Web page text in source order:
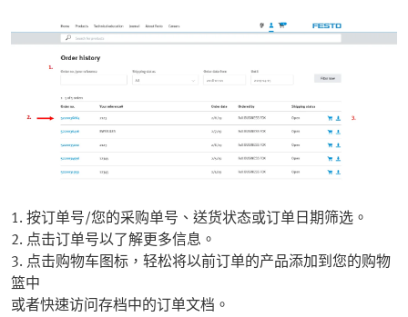
1. 按订单号/您的采购单号、送货状态或订单日期筛选。
2. 点击订单号以了解更多信息。
3. 点击购物车图标，轻松将以前订单的产品添加到您的购物
篮中
或者快速访问存档中的订单文档。